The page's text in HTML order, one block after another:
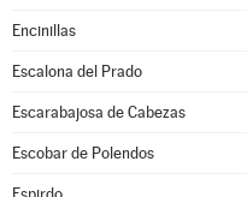
Encinillas
Escalona del Prado
Escarabajosa de Cabezas
Escobar de Polendos